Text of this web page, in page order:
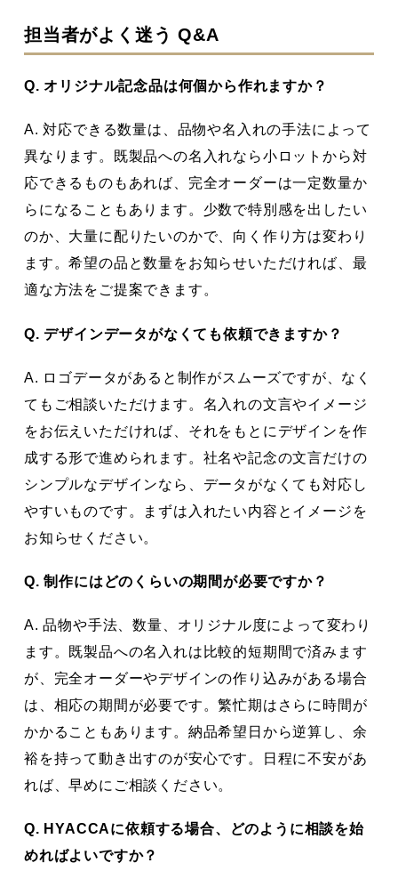
担当者がよく迷う Q&A
Q. オリジナル記念品は何個から作れますか？
A. 対応できる数量は、品物や名入れの手法によって
異なります。既製品への名入れなら小ロットから対
応できるものもあれば、完全オーダーは一定数量か
らになることもあります。少数で特別感を出したい
のか、大量に配りたいのかで、向く作り方は変わり
ます。希望の品と数量をお知らせいただければ、最
適な方法をご提案できます。
Q. デザインデータがなくても依頼できますか？
A. ロゴデータがあると制作がスムーズですが、なく
てもご相談いただけます。名入れの文言やイメージ
をお伝えいただければ、それをもとにデザインを作
成する形で進められます。社名や記念の文言だけの
シンプルなデザインなら、データがなくても対応し
やすいものです。まずは入れたい内容とイメージを
お知らせください。
Q. 制作にはどのくらいの期間が必要ですか？
A. 品物や手法、数量、オリジナル度によって変わり
ます。既製品への名入れは比較的短期間で済みます
が、完全オーダーやデザインの作り込みがある場合
は、相応の期間が必要です。繁忙期はさらに時間が
かかることもあります。納品希望日から逆算し、余
裕を持って動き出すのが安心です。日程に不安があ
れば、早めにご相談ください。
Q. HYACCAに依頼する場合、どのように相談を始
めればよいですか？